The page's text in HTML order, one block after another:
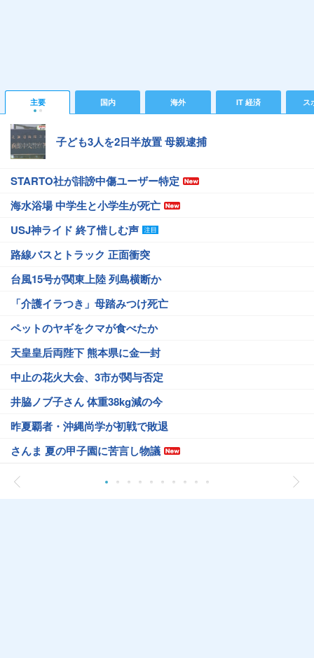
主要 国内 海外 IT 経済 ス
子ども3人を2日半放置 母親逮捕
STARTO社が誹謗中傷ユーザー特定
海水浴場 中学生と小学生が死亡
USJ神ライド 終了惜しむ声
路線バスとトラック 正面衝突
台風15号が関東上陸 列島横断か
「介護イラつき」母踏みつけ死亡
ペットのヤギをクマが食べたか
天皇皇后両陛下 熊本県に金一封
中止の花火大会、3市が関与否定
井脇ノブ子さん 体重38kg減の今
昨夏覇者・沖縄尚学が初戦で敗退
さんま 夏の甲子園に苦言し物議